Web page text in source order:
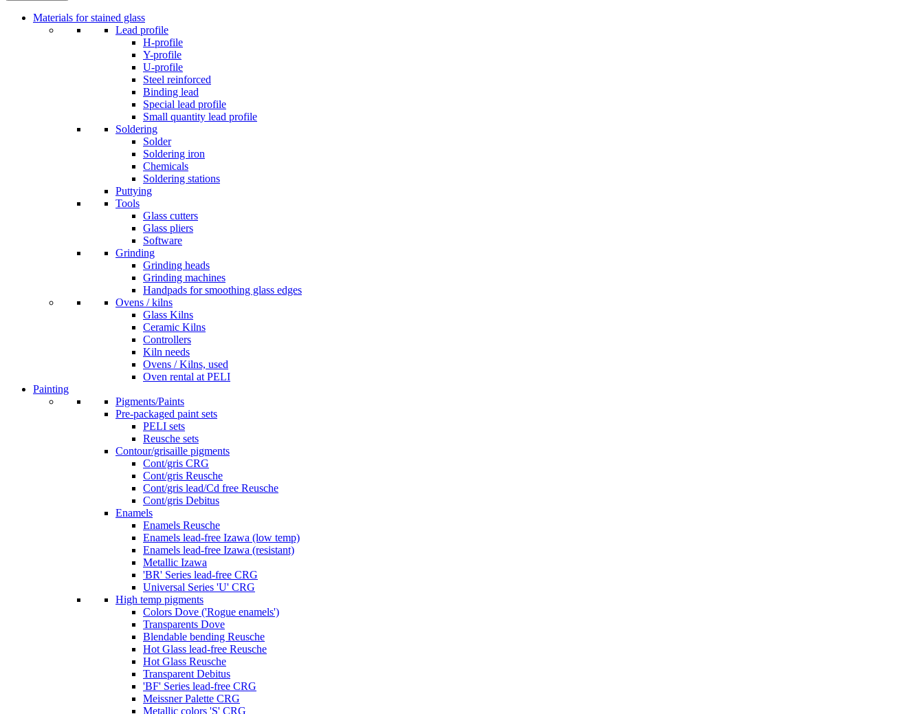
Materials for stained glass
Lead profile
H-profile
Y-profile
U-profile
Steel reinforced
Binding lead
Special lead profile
Small quantity lead profile
Soldering
Solder
Soldering iron
Chemicals
Soldering stations
Puttying
Tools
Glass cutters
Glass pliers
Software
Grinding
Grinding heads
Grinding machines
Handpads for smoothing glass edges
Ovens / kilns
Glass Kilns
Ceramic Kilns
Controllers
Kiln needs
Ovens / Kilns, used
Oven rental at PELI
Painting
Pigments/Paints
Pre-packaged paint sets
PELI sets
Reusche sets
Contour/grisaille pigments
Cont/gris CRG
Cont/gris Reusche
Cont/gris lead/Cd free Reusche
Cont/gris Debitus
Enamels
Enamels Reusche
Enamels lead-free Izawa (low temp)
Enamels lead-free Izawa (resistant)
Metallic Izawa
'BR' Series lead-free CRG
Universal Series 'U' CRG
High temp pigments
Colors Dove ('Rogue enamels')
Transparents Dove
Blendable bending Reusche
Hot Glass lead-free Reusche
Hot Glass Reusche
Transparent Debitus
'BF' Series lead-free CRG
Meissner Palette CRG
Metallic colors 'S' CRG